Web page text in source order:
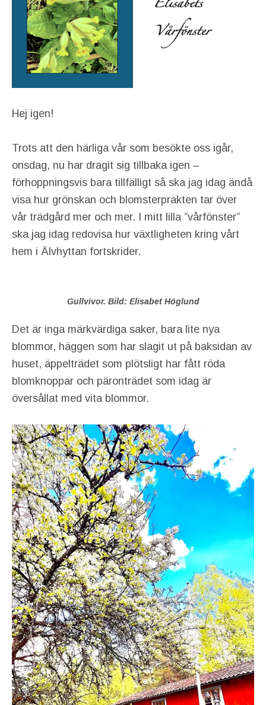
Hej igen!
Trots att den härliga vår som besökte oss igår,
onsdag, nu har dragit sig tillbaka igen –
förhoppningsvis bara tillfälligt så ska jag idag ändå
visa hur grönskan och blomsterprakten tar över
vår trädgård mer och mer. I mitt lilla ”vårfönster”
ska jag idag redovisa hur växtligheten kring vårt
hem i Älvhyttan fortskrider.
Gullvivor. Bild: Elisabet Höglund
Det är inga märkvärdiga saker, bara lite nya
blommor, häggen som har slagit ut på baksidan av
huset, äppelträdet som plötsligt har fått röda
blomknoppar och päronträdet som idag är
översållat med vita blommor.